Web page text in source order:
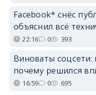
Facebook* снёс
объяснил всё
22:16 0 393
Виноваты соцсети:
почему решился
16:59 0 695